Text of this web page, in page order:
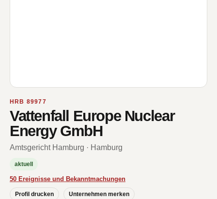
HRB 89977
Vattenfall Europe Nuclear
Energy GmbH
Amtsgericht Hamburg · Hamburg
aktuell
50 Ereignisse und Bekanntmachungen
Profil drucken Unternehmen merken